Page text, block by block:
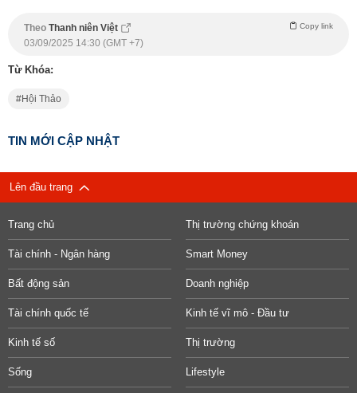
Theo Thanh niên Việt Copy link
03/09/2025 14:30 (GMT +7)
Từ Khóa:
Hội Thảo
TIN MỚI CẬP NHẬT
Lên đầu trang
Trang chủ Thị trường chứng khoán
Tài chính - Ngân hàng Smart Money
Bất động sản Doanh nghiệp
Tài chính quốc tế Kinh tế vĩ mô - Đầu tư
Kinh tế số Thị trường
Sống Lifestyle